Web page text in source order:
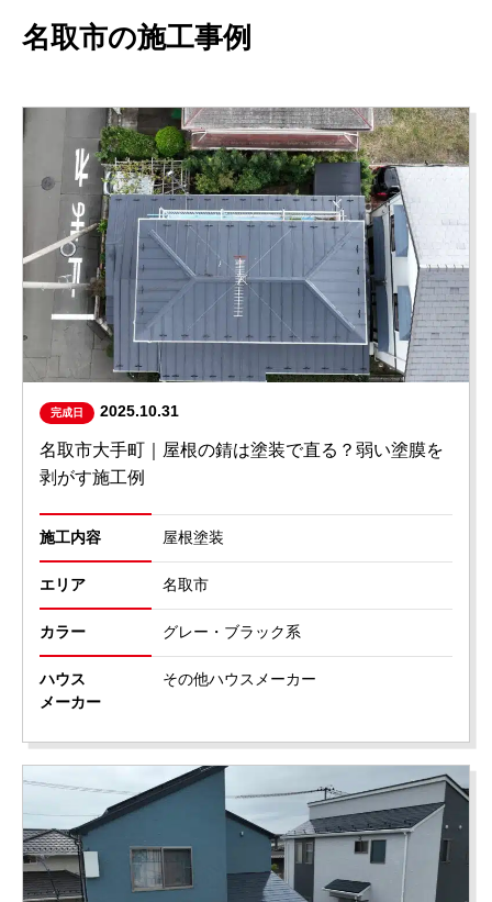
名取市の施工事例
完成日 2025.10.31
名取市大手町｜屋根の錆は塗装で直る？弱い塗膜を
剥がす施工例
施工内容 屋根塗装
エリア 名取市
カラー グレー・ブラック系
ハウス
メーカー
その他ハウスメーカー